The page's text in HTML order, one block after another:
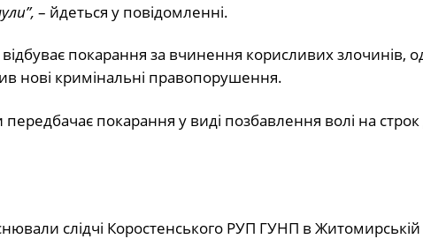
– йдеться у повідомленні.
покарання за вчинення корисливих злочинів,
нові кримінальні правопорушення.
передбачає покарання у виді позбавлення волі на строк
слідчі Коростенського РУП ГУНП в Житомирській